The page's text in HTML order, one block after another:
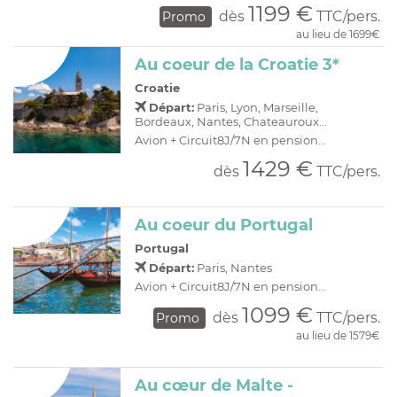
Promo dès 1199 € TTC/pers.
au lieu de 1699€
Au coeur de la Croatie 3*
Croatie
Départ: Paris, Lyon, Marseille,
Bordeaux, Nantes, Chateauroux...
Avion + Circuit8J/7N en pension...
dès 1429 € TTC/pers.
Au coeur du Portugal
Portugal
Départ: Paris, Nantes
Avion + Circuit8J/7N en pension...
Promo dès 1099 € TTC/pers.
au lieu de 1579€
Au cœur de Malte -